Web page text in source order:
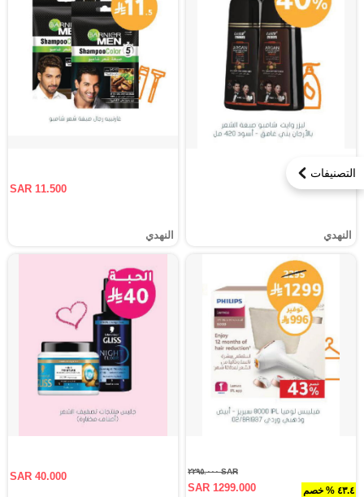
التصنيفات
النهدي
SAR 11.500
النهدي
٤٣.٤ % خصم
SAR ٢٢٩٥.٠٠٠
SAR 1299.000
SAR 40.000